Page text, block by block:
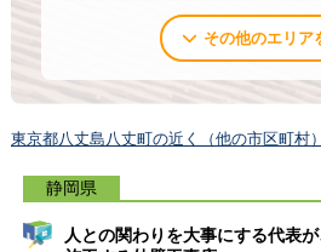
その他のエリア
東京都八丈島八丈町の近く（他の市区町村
静岡県
人との関わりを大事にする代表